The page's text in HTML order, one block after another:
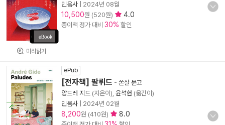
미리읽기
민음사
2024년 08월
10,500원 (520원) 4.0
종이책 정가 대비 30% 할인
ePub
[전자책] 팔뤼드 - 쏜살 문고
앙드레 지드 (지은이), 윤석헌 (옮긴이)
민음사
2024년 02월
8,200원 (410원) 8.0